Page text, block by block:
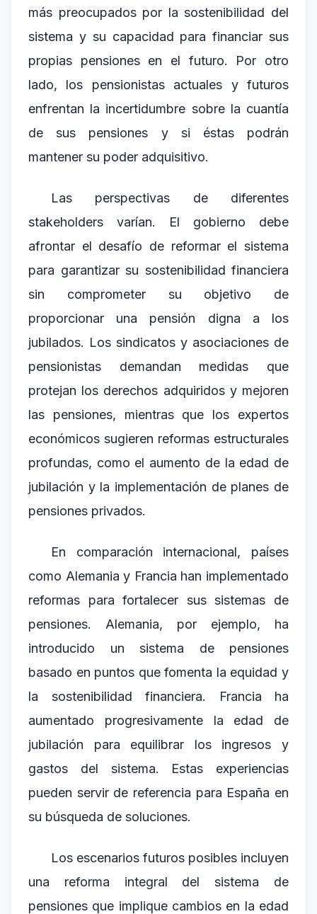
más preocupados por la sostenibilidad del
sistema y su capacidad para financiar sus
propias pensiones en el futuro. Por otro
lado, los pensionistas actuales y futuros
enfrentan la incertidumbre sobre la cuantía
de sus pensiones y si éstas podrán
mantener su poder adquisitivo.
Las perspectivas de diferentes
stakeholders varían. El gobierno debe
afrontar el desafío de reformar el sistema
para garantizar su sostenibilidad financiera
sin comprometer su objetivo de
proporcionar una pensión digna a los
jubilados. Los sindicatos y asociaciones de
pensionistas demandan medidas que
protejan los derechos adquiridos y mejoren
las pensiones, mientras que los expertos
económicos sugieren reformas estructurales
profundas, como el aumento de la edad de
jubilación y la implementación de planes de
pensiones privados.
En comparación internacional, países
como Alemania y Francia han implementado
reformas para fortalecer sus sistemas de
pensiones. Alemania, por ejemplo, ha
introducido un sistema de pensiones
basado en puntos que fomenta la equidad y
la sostenibilidad financiera. Francia ha
aumentado progresivamente la edad de
jubilación para equilibrar los ingresos y
gastos del sistema. Estas experiencias
pueden servir de referencia para España en
su búsqueda de soluciones.
Los escenarios futuros posibles incluyen
una reforma integral del sistema de
pensiones que implique cambios en la edad